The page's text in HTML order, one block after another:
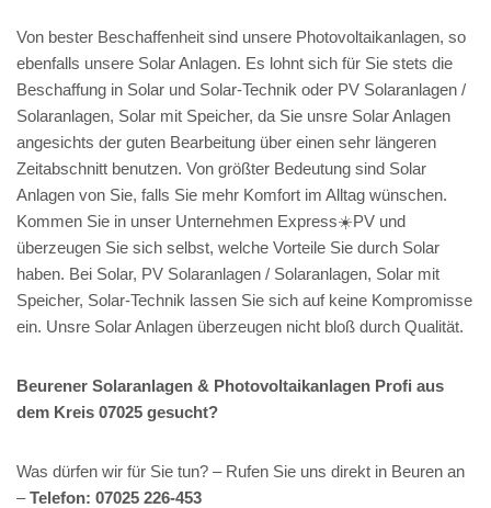
Von bester Beschaffenheit sind unsere Photovoltaikanlagen, so
ebenfalls unsere Solar Anlagen. Es lohnt sich für Sie stets die
Beschaffung in Solar und Solar-Technik oder PV Solaranlagen /
Solaranlagen, Solar mit Speicher, da Sie unsre Solar Anlagen
angesichts der guten Bearbeitung über einen sehr längeren
Zeitabschnitt benutzen. Von größter Bedeutung sind Solar
Anlagen von Sie, falls Sie mehr Komfort im Alltag wünschen.
Kommen Sie in unser Unternehmen Express☀️PV️ und
überzeugen Sie sich selbst, welche Vorteile Sie durch Solar
haben. Bei Solar, PV Solaranlagen / Solaranlagen, Solar mit
Speicher, Solar-Technik lassen Sie sich auf keine Kompromisse
ein. Unsre Solar Anlagen überzeugen nicht bloß durch Qualität.
Beurener Solaranlagen & Photovoltaikanlagen Profi aus
dem Kreis 07025 gesucht?
Was dürfen wir für Sie tun? – Rufen Sie uns direkt in Beuren an
–Telefon: 07025 226-453